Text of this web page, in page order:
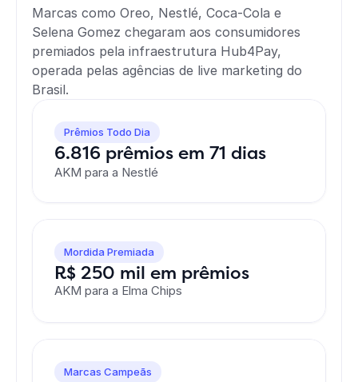
Marcas como Oreo, Nestlé, Coca-Cola e
Selena Gomez chegaram aos consumidores
premiados pela infraestrutura Hub4Pay,
operada pelas agências de live marketing do
Brasil.
Prêmios Todo Dia
6.816 prêmios em 71 dias
AKM para a Nestlé
Mordida Premiada
R$ 250 mil em prêmios
AKM para a Elma Chips
Marcas Campeãs